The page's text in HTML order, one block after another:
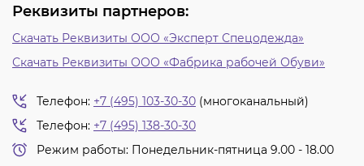
сред
услуг
Реквизиты партнеров:
Скачать Реквизиты ООО «Эксперт Спецодежда»
Скачать Реквизиты ООО «Фабрика рабочей Обуви»
Телефон: +7 (495) 103-30-30 (многоканальный)
Телефон: +7 (495) 138-30-30
Режим работы: Понедельник-пятница 9.00 - 18.00